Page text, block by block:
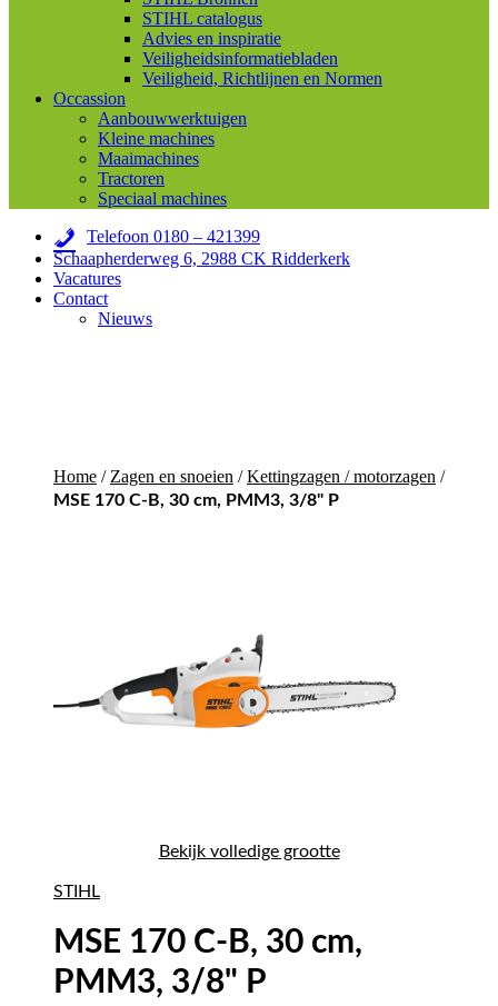
STIHL catalogus
Advies en inspiratie
Veiligheidsinformatiebladen
Veiligheid, Richtlijnen en Normen
Occassion
Aanbouwwerktuigen
Kleine machines
Maaimachines
Tractoren
Speciaal machines
Telefoon 0180 – 421399
Schaapherderweg 6, 2988 CK Ridderkerk
Vacatures
Contact
Nieuws
Home / Zagen en snoeien /Kettingzagen / motorzagen /
MSE 170 C-B, 30 cm, PMM3, 3/8" P
Bekijk volledige grootte
STIHL
MSE 170 C-B, 30 cm,
PMM3, 3/8" P